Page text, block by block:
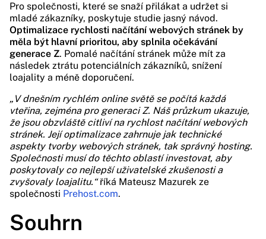
Pro společnosti, které se snaží přilákat a udržet si
mladé zákazníky, poskytuje studie jasný návod.
Optimalizace rychlosti načítání webových stránek by
měla být hlavní prioritou, aby splnila očekávání
generace Z. Pomalé načítání stránek může mít za
následek ztrátu potenciálních zákazníků, snížení
loajality a méně doporučení.
„V dnešním rychlém online světě se počítá každá
vteřina, zejména pro generaci Z. Náš průzkum ukazuje,
že jsou obzvláště citliví na rychlost načítání webových
stránek. Její optimalizace zahrnuje jak technické
aspekty tvorby webových stránek, tak správný hosting.
Společnosti musí do těchto oblastí investovat, aby
poskytovaly co nejlepší uživatelské zkušenosti a
zvyšovaly loajalitu.“říká Mateusz Mazurek ze
společnosti Prehost.com.
Souhrn